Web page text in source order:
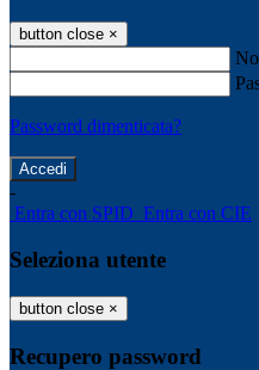
button close ×
Password dimenticata?
-
Entra con SPID Entra con CIE
Seleziona utente
button close ×
Recupero password